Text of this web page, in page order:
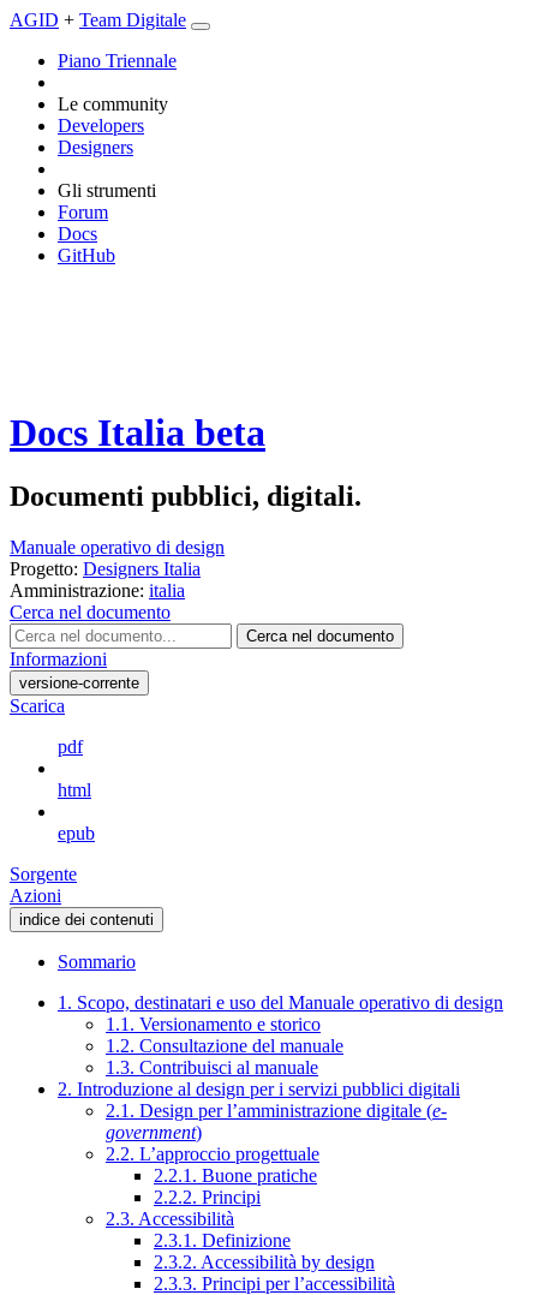
AGID + Team Digitale
Piano Triennale
Le community
Developers
Designers
Gli strumenti
Forum
Docs
GitHub
Docs Italia beta
Documenti pubblici, digitali.
Manuale operativo di design
Progetto: Designers Italia
Amministrazione: italia
Cerca nel documento
Cerca nel documento
Informazioni
versione-corrente
Scarica
pdf
html
epub
Sorgente
Azioni
indice dei contenuti
Sommario
1. Scopo, destinatari e uso del Manuale operativo di design
1.1. Versionamento e storico
1.2. Consultazione del manuale
1.3. Contribuisci al manuale
2. Introduzione al design per i servizi pubblici digitali
2.1. Design per l’amministrazione digitale (e-
government)
2.2. L’approccio progettuale
2.2.1. Buone pratiche
2.2.2. Principi
2.3. Accessibilità
2.3.1. Definizione
2.3.2. Accessibilità by design
2.3.3. Principi per l’accessibilità